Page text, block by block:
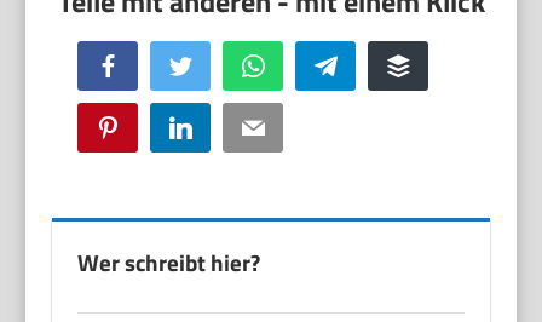
Facebook Twitter WhatsApp Telegram Buffer
Pinterest LinkedIn Email
Wer schreibt hier?